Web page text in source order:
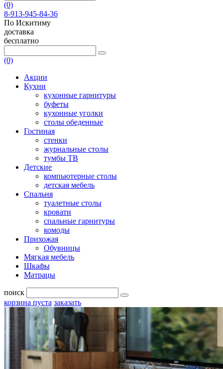
(0)
8-913-945-84-36
По Искитиму
доставка
бесплатно
(0)
Акции
Кухни
кухонные гарнитуры
буфеты
кухонные уголки
столы обеденные
Гостиная
стенки
журнальные столы
тумбы ТВ
Детские
компьютерные столы
детская мебель
Спальня
туалетные столы
кровати
спальные гарнитуры
комоды
Прихожая
Обувницы
Мягкая мебель
Шкафы
Матрацы
поиск
корзина пуста заказать